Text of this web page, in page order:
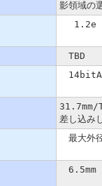
影領域の
1.2e
TBD
31.7mm/
差し込み
最大外
6.5mm